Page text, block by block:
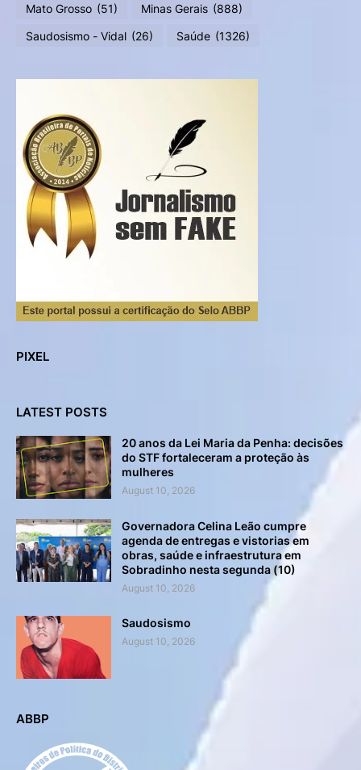
Mato Grosso (51) Minas Gerais (888)
Saudosismo - Vidal (26) Saúde (1326)
PIXEL
LATEST POSTS
20 anos da Lei Maria da Penha: decisões
do STF fortaleceram a proteção às
mulheres
August 10, 2026
Governadora Celina Leão cumpre
agenda de entregas e vistorias em
obras, saúde e infraestrutura em
Sobradinho nesta segunda (10)
August 10, 2026
Saudosismo
August 10, 2026
ABBP